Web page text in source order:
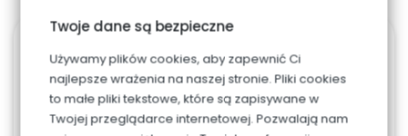
Twoje dane są bezpieczne
Używamy plików cookies, aby zapewnić Ci
najlepsze wrażenia na naszej stronie. Pliki cookies
to małe pliki tekstowe, które są zapisywane w
Twojej przeglądarce internetowej. Pozwalają nam
946. Sernik
pistacjowy
53.00zł